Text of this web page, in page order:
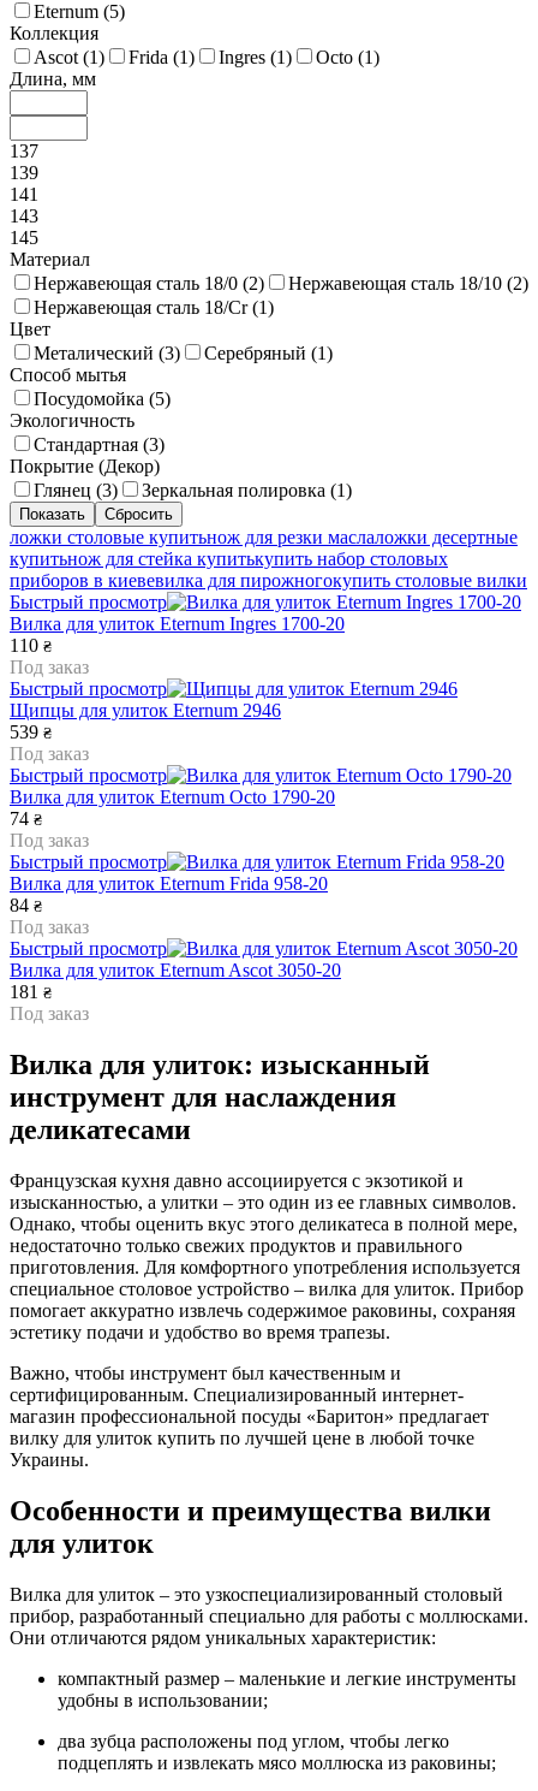
Eternum (5)
Коллекция
Ascot (1) Frida (1) Ingres (1) Octo (1)
Длина, мм
137
139
141
143
145
Материал
Нержавеющая сталь 18/0 (2) Нержавеющая сталь 18/10 (2)
Нержавеющая сталь 18/Cr (1)
Цвет
Металический (3) Серебряный (1)
Способ мытья
Посудомойка (5)
Экологичность
Стандартная (3)
Покрытие (Декор)
Глянец (3) Зеркальная полировка (1)
ложки столовые купитьнож для резки маслаложки десертные
купитьнож для стейка купитькупить набор столовых
приборов в киевевилка для пирожногокупить столовые вилки
Быстрый просмотр
Вилка для улиток Eternum Ingres 1700-20
110 ₴
Под заказ
Быстрый просмотр
Щипцы для улиток Eternum 2946
539 ₴
Под заказ
Быстрый просмотр
Вилка для улиток Eternum Octo 1790-20
74 ₴
Под заказ
Быстрый просмотр
Вилка для улиток Eternum Frida 958-20
84 ₴
Под заказ
Быстрый просмотр
Вилка для улиток Eternum Ascot 3050-20
181 ₴
Под заказ
Вилка для улиток: изысканный
инструмент для наслаждения
деликатесами
Французская кухня давно ассоциируется с экзотикой и
изысканностью, а улитки – это один из ее главных символов.
Однако, чтобы оценить вкус этого деликатеса в полной мере,
недостаточно только свежих продуктов и правильного
приготовления. Для комфортного употребления используется
специальное столовое устройство – вилка для улиток. Прибор
помогает аккуратно извлечь содержимое раковины, сохраняя
эстетику подачи и удобство во время трапезы.
Важно, чтобы инструмент был качественным и
сертифицированным. Специализированный интернет-
магазин профессиональной посуды «Баритон» предлагает
вилку для улиток купить по лучшей цене в любой точке
Украины.
Особенности и преимущества вилки
для улиток
Вилка для улиток – это узкоспециализированный столовый
прибор, разработанный специально для работы с моллюсками.
Они отличаются рядом уникальных характеристик:
компактный размер – маленькие и легкие инструменты
удобны в использовании;
два зубца расположены под углом, чтобы легко
подцеплять и извлекать мясо моллюска из раковины;